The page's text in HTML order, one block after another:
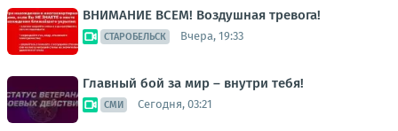
ВНИМАНИЕ ВСЕМ! Воздушная тревога!
СТАРОБЕЛЬСК Вчера, 19:33
Главный бой за мир – внутри тебя!
СМИ Сегодня, 03:21